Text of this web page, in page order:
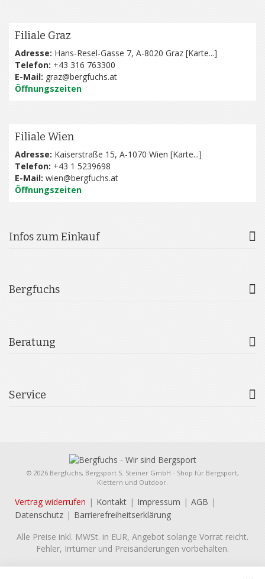
Filiale Graz
Adresse: Hans-Resel-Gasse 7, A-8020 Graz [Karte...]
Telefon: +43 316 763300
E-Mail: graz@bergfuchs.at
Öffnungszeiten
Filiale Wien
Adresse: Kaiserstraße 15, A-1070 Wien [Karte...]
Telefon: +43 1 5239698
E-Mail: wien@bergfuchs.at
Öffnungszeiten
Infos zum Einkauf
Bergfuchs
Beratung
Service
© 2026 Bergfuchs, Bergsport S. Steiner GmbH - Shop für Bergsport,
Klettern und Outdoor.
Vertrag widerrufen Kontakt Impressum
AGB
Datenschutz
Barrierefreiheitserklärung
Alle Preise inkl. MWSt. in EUR, Angebot solange Vorrat reicht.
Fehler, Irrtümer und Preisänderungen vorbehalten.